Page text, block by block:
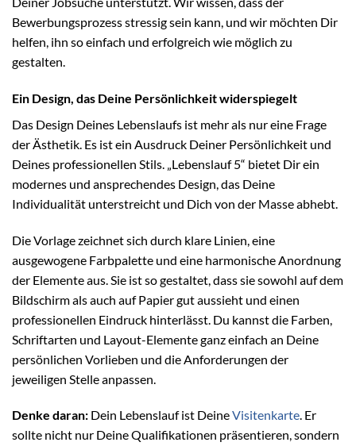
Bewerbungsprozess stressig sein kann, und wir möchten Dir
helfen, ihn so einfach und erfolgreich wie möglich zu
gestalten.
Ein Design, das Deine Persönlichkeit widerspiegelt
Das Design Deines Lebenslaufs ist mehr als nur eine Frage
der Ästhetik. Es ist ein Ausdruck Deiner Persönlichkeit und
Deines professionellen Stils. „Lebenslauf 5“ bietet Dir ein
modernes und ansprechendes Design, das Deine
Individualität unterstreicht und Dich von der Masse abhebt.
Die Vorlage zeichnet sich durch klare Linien, eine
ausgewogene Farbpalette und eine harmonische Anordnung
der Elemente aus. Sie ist so gestaltet, dass sie sowohl auf dem
Bildschirm als auch auf Papier gut aussieht und einen
professionellen Eindruck hinterlässt. Du kannst die Farben,
Schriftarten und Layout-Elemente ganz einfach an Deine
persönlichen Vorlieben und die Anforderungen der
jeweiligen Stelle anpassen.
Denke daran: Dein Lebenslauf ist DeineVisitenkarte. Er
sollte nicht nur Deine Qualifikationen präsentieren, sondern